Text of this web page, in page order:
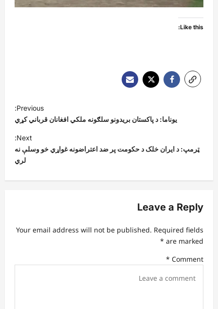
Like this:
a
i
a
i
Previous:
یوناما: د پاکستان بریدونو سلګونه ملکي افغانان قرباني کړي
Next:
ټرمپ: د ایران خلک د حکومت پر ضد اعتراضونه غواړي خو وسلې نه
لري
Leave a Reply
Your email address will not be published. Required fields
are marked
*
Comment
*